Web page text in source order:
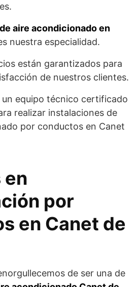
aire acondicionado en
nuestra especialidad.
están garantizados para
de nuestros clientes.
equipo técnico certificado
realizar instalaciones de
por conductos en Canet
en
por
en Canet de
de ser una de